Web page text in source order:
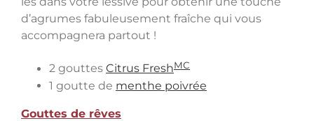
d’agrumes fabuleusement fraîche qui vous
accompagnera partout !
2 gouttes Citrus FreshMC
1 goutte de menthe poivrée
Gouttes de rêves